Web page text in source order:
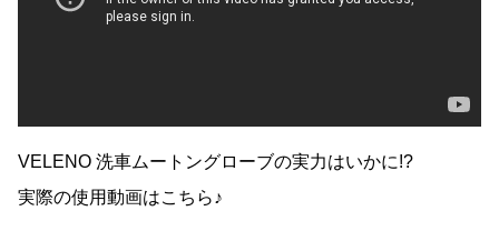
VELENO 洗車ムートングローブの実力はいかに!?
実際の使用動画はこちら♪